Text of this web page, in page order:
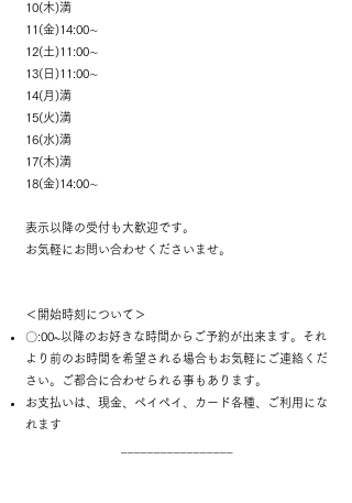
10(木)満
11(金)14:00∼
12(土)11:00∼
13(日)11:00∼
14(月)満
15(火)満
16(水)満
17(木)満
18(金)14:00∼
表示以降の受付も大歓迎です。
お気軽にお問い合わせくださいませ。
＜開始時刻について＞
​〇:00~以降のお好きな時間からご予約が出来ます。それ
より前のお時間を希望される場合もお気軽にご連絡くだ
さい。ご都合に合わせられる事もあります。
​お支払いは、現金、ペイペイ、カード各種、ご利用にな
れます